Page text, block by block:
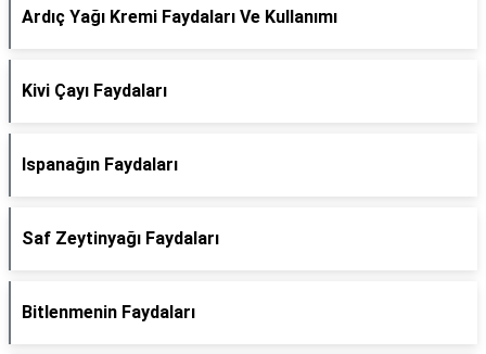
Ardıç Yağı Kremi Faydaları Ve Kullanımı
Kivi Çayı Faydaları
Ispanağın Faydaları
Saf Zeytinyağı Faydaları
Bitlenmenin Faydaları